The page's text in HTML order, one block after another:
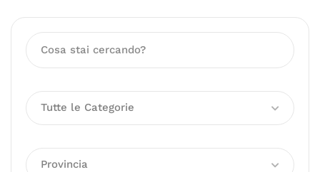
Tutte le Categorie
Provincia